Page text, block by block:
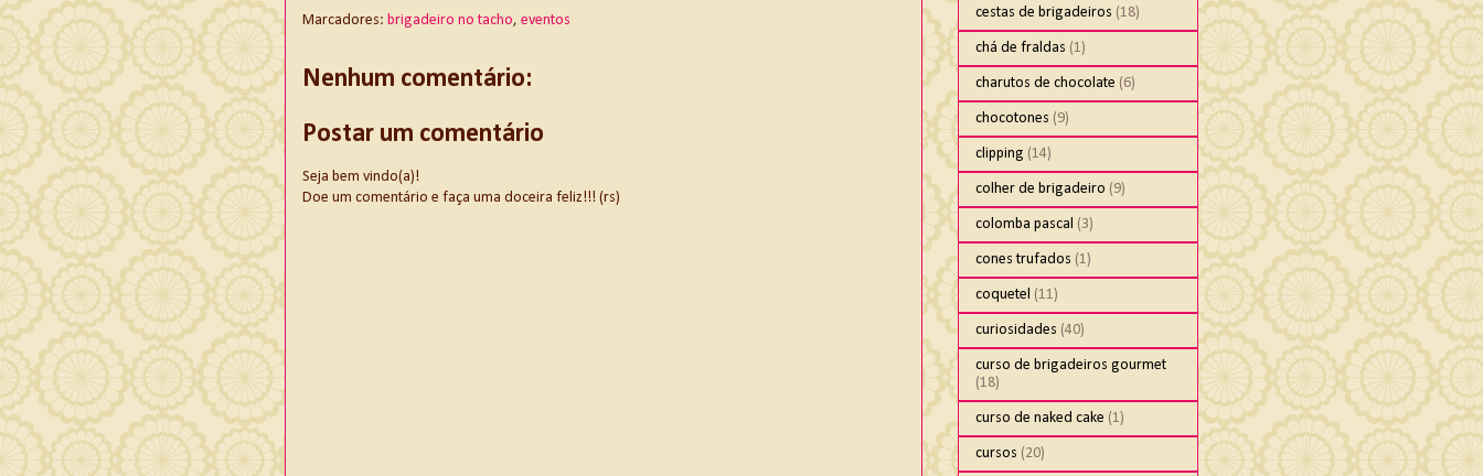
Marcadores: brigadeiro no tacho, eventos
Nenhum comentário:
Postar um comentário
Seja bem vindo(a)!
Doe um comentário e faça uma doceira feliz!!! (rs)
cestas de brigadeiros (18)
chá de fraldas (1)
charutos de chocolate (6)
chocotones (9)
clipping (14)
colher de brigadeiro (9)
colomba pascal (3)
cones trufados (1)
coquetel (11)
curiosidades (40)
curso de brigadeiros gourmet
(18)
curso de naked cake (1)
cursos (20)